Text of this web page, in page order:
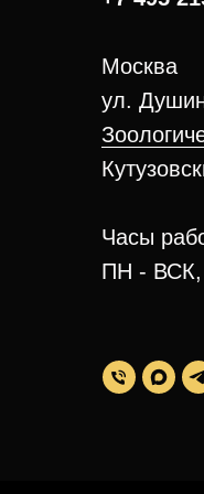
Москва
ул.
Часы
ПН - ВСК,